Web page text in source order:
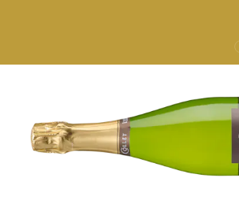
Bildergalerie überspringen